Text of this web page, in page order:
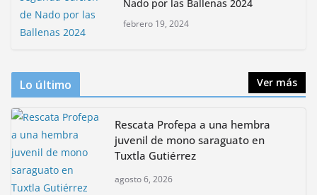
huertos urbanos y jardines
polinizadores
Nado por las Ballenas 2024
febrero 19, 2024
Lo último Ver más
Rescata Profepa a una hembra
juvenil de mono saraguato en
Tuxtla Gutiérrez
agosto 6, 2026